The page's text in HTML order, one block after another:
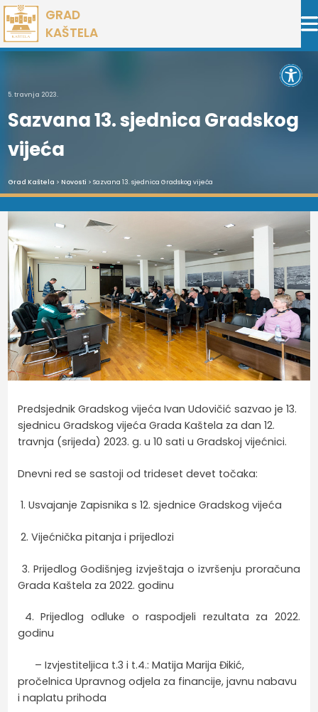
Preskoči
na
sadržaj
GRAD
KAŠTELA
5. travnja 2023.
Sazvana 13. sjednica Gradskog
vijeća
Grad Kaštela > Novosti > Sazvana 13. sjednica Gradskog vijeća
Predsjednik Gradskog vijeća Ivan Udovičić sazvao je 13.
sjednicu Gradskog vijeća Grada Kaštela za dan 12.
travnja (srijeda) 2023. g. u 10 sati u Gradskoj vijećnici.
Dnevni red se sastoji od trideset devet točaka:
1. Usvajanje Zapisnika s 12. sjednice Gradskog vijeća
2. Vijećnička pitanja i prijedlozi
3. Prijedlog Godišnjeg izvještaja o izvršenju proračuna
Grada Kaštela za 2022. godinu
4. Prijedlog odluke o raspodjeli rezultata za 2022.
godinu
– Izvjestiteljica t.3 i t.4.: Matija Marija Đikić,
pročelnica Upravnog odjela za financije, javnu nabavu
i naplatu prihoda